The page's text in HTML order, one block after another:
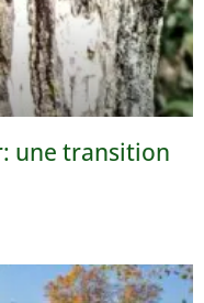
une transition